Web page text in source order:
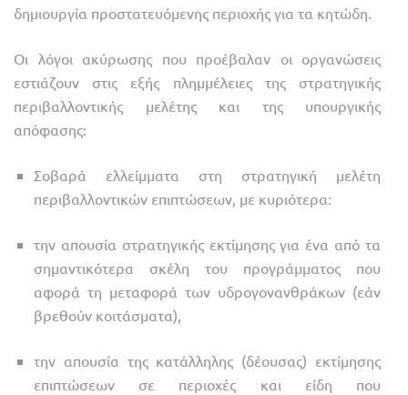
δημιουργία προστατευόμενης περιοχής για τα κητώδη.
Οι λόγοι ακύρωσης που προέβαλαν οι οργανώσεις
εστιάζουν στις εξής πλημμέλειες της στρατηγικής
περιβαλλοντικής μελέτης και της υπουργικής
απόφασης:
Σοβαρά ελλείμματα στη στρατηγική μελέτη
περιβαλλοντικών επιπτώσεων, με κυριότερα:
την απουσία στρατηγικής εκτίμησης για ένα από τα
σημαντικότερα σκέλη του προγράμματος που
αφορά τη μεταφορά των υδρογονανθράκων (εάν
βρεθούν κοιτάσματα),
την απουσία της κατάλληλης (δέουσας) εκτίμησης
επιπτώσεων σε περιοχές και είδη που